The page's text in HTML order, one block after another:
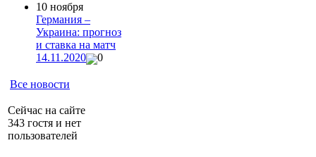
10 ноября
Германия –
Украина: прогноз
и ставка на матч
14.11.2020
0
Все новости
Сейчас на сайте
343 гостя и нет
пользователей